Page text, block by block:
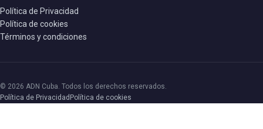
Política de Privacidad
Política de cookies
Términos y condiciones
© 2026 ADN Cuba. Todos los derechos reservados.
Política de Privacidad Política de cookies